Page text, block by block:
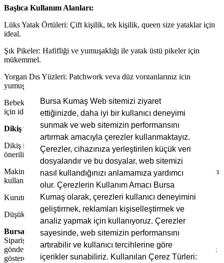
Bursa Kumaş Web sitemizi ziyaret
ettiğinizde, daha iyi bir kullanıcı deneyimi
sunmak ve web sitemizin performansını
artırmak amacıyla çerezler kullanmaktayız.
Çerezler, cihazınıza yerleştirilen küçük veri
dosyalarıdır ve bu dosyalar, web sitemizi
nasıl kullandığınızı anlamamıza yardımcı
olur. Çerezlerin Kullanım Amacı Bursa
Kumaş olarak, çerezleri kullanıcı deneyimini
geliştirmek, reklamları kişiselleştirmek ve
analiz yapmak için kullanıyoruz. Çerezler
sayesinde, web sitemizin performansını
artırabilir ve kullanıcı tercihlerine göre
içerikler sunabiliriz. Kullanılan Çerez Türleri:
Başlıca Kullanım Alanları:
Lüks Yatak Örtüleri: Çift kişilik, tek kişilik, queen size yataklar için
ideal.
Şık Pikeler: Hafifliği ve yumuşaklığı ile yatak üstü pikeler için
mükemmel.
Yorgan Dış Yüzleri: Patchwork veya düz yorganlarınız için
yumuşak bir dış yüz.
Bebek Yatak Örtüleri: Nefes alabilir ve yumuşak yapısı bebek cildi
için idealdir.
Dikiş ve Bakım İpuçları:
Dikiş için ince ve keskin iğneler kullanmanız temiz bir sonuç için
önerilir.
Makinede 30°C'de hassas programda çevirin. Ağartıcı ve yumuşatıcı
kullanmayın.
Kurutma makinesi yerine askıda kurutun.
Düşük ısıda ve buharlı ütü ile ütüleyin.
Bursakumas.com.tr Garantisi:
Sipariş ettiğiniz her metre kumaş, özenle paketlenip hızla adresinize
gönderilir. Renkler, monitör ayarlarına bağlı olarak minimal farklılık
gösterebilir. Soru ve desteğe ihtiyaç duyduğunuzda buradayız.